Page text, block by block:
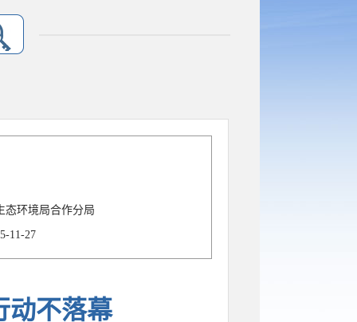
态环境局合作分局
11-27
动不落幕